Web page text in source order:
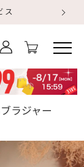
ラジャー